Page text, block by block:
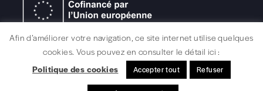
n’est pas indispensable. Il marque votre
volonté de soutenir nos activités.
NOS
JURIDISCHE INFORMATIE / CREDITS
Afin d’améliorer votre navigation, ce site internet utilise quelques
cookies. Vous pouvez en consulter le détail ici :
Politique des cookies
Accepter tout Refuser